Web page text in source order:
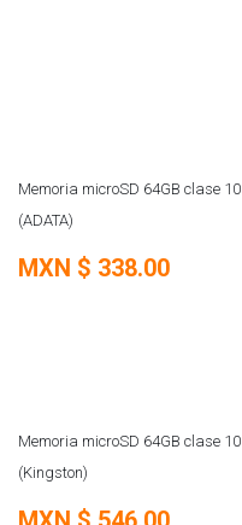
Memoria microSD 64GB clase 10
(ADATA)
MXN $ 338.00
Memoria microSD 64GB clase 10
(Kingston)